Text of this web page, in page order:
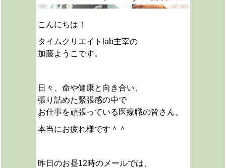
こんにちは！
タイムクリエイトlab主宰の
加藤ようこです。
日々、命や健康と向き合い、
張り詰めた緊張感の中で
お仕事を頑張っている医療職の皆さん。
本当にお疲れ様です＾＾
昨日のお昼12時のメールでは、